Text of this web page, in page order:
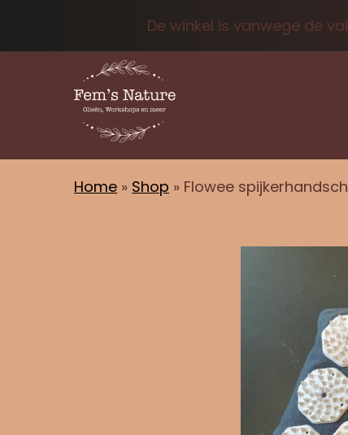
De winkel is vanwege de
Home » Shop » Flowee